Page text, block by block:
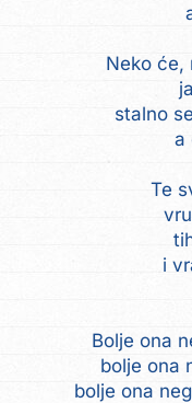
Neko će,
stalno
a
Te
i
Bolje ona
bolje ona
bolje ona